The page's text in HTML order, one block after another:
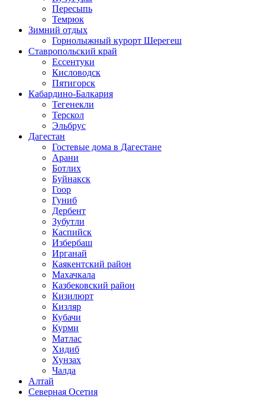
Пересыпь
Темрюк
Зимний отдых
Горнолыжный курорт Шерегеш
Ставропольский край
Ессентуки
Кисловодск
Пятигорск
Кабардино-Балкария
Тегенекли
Терскол
Эльбрус
Дагестан
Гостевые дома в Дагестане
Арани
Ботлих
Буйнакск
Гоор
Гуниб
Дербент
Зубутли
Каспийск
Избербаш
Ирганай
Каякентский район
Махачкала
Казбековский район
Кизилюрт
Кизляр
Кубачи
Курми
Матлас
Хидиб
Хунзах
Чалда
Алтай
Северная Осетия